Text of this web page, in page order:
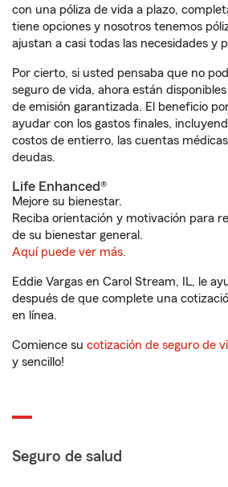
con una póliza de vida a plazo,
tiene opciones y nosotros tenemos
ajustan a casi todas las necesidades y
Por cierto, si usted pensaba que no
seguro de vida, ahora están
de emisión garantizada. El beneficio
ayudar con los gastos finales,
costos de entierro, las cuentas
deudas.
Life Enhanced®
Mejore su bienestar.
Reciba orientación y motivación para
de su bienestar general.
Aquí puede ver más.
Eddie Vargas en Carol Stream, IL, le
después de que complete una
en línea.
Comience su cotización de seguro de
y sencillo!
Seguro de salud